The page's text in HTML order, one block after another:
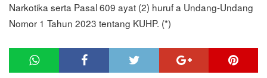
Narkotika serta Pasal 609 ayat (2) huruf a Undang-Undang
Nomor 1 Tahun 2023 tentang KUHP. (*)